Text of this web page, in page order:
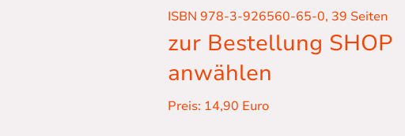
ISBN 978-3-926560-65-0, 39 Seiten
zur Bestellung SHOP
anwählen
Preis: 14,90 Euro